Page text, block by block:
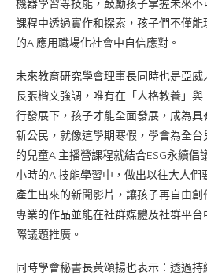
機器學習等技能，鼓勵孩子掌握未來不
課程中透過實作和探索，孩子們不僅
的AI應用職場化社會中自信應對。
未來教育研究學會理事長同時也是亞
長張楷文強調，唯有在「人格教養」
行發展下，孩子才能全面發展，成為
新公民，就像這學期寒假，學會為全
的兒童AI主播營課程就結合ESG永續倡
小時的AI技能學習中，做出以往大人
產生出來的新聞影片，讓孩子再自由
專業的作品並能在社群媒體及社群平
際議題推廣。
同時學會秘書長黃頌揚也表示：透過持